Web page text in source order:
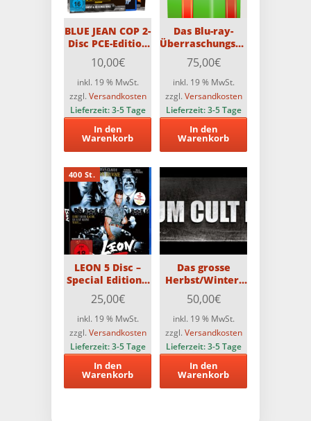
BLUE JEAN COP 2-
Disc PCE-Edition
mit Schuber (Blu-
ray & DVD)
Limitiert auf 666
Stück
10,00€
inkl. 19 % MwSt.
zzgl. Versandkosten
Lieferzeit:3-5 Tage
In den
Warenkorb
Das Blu-ray-
Überraschungspaket
mit 15 Blu-rays
(Teilweise FSK18)
75,00€
inkl. 19 % MwSt.
zzgl. Versandkosten
Lieferzeit:3-5 Tage
In den
Warenkorb
400 St.
LEON 5 Disc –
Special Edition –
streng limitiert
auf 400 Stück
25,00€
inkl. 19 % MwSt.
zzgl. Versandkosten
Lieferzeit:3-5 Tage
In den
Warenkorb
Das grosse
Herbst/Winter-
PCE-
Überraschungspaket
mit 5 PCE-Titeln
(Teilweise
FSK18)!!
50,00€
inkl. 19 % MwSt.
zzgl. Versandkosten
Lieferzeit:3-5 Tage
In den
Warenkorb